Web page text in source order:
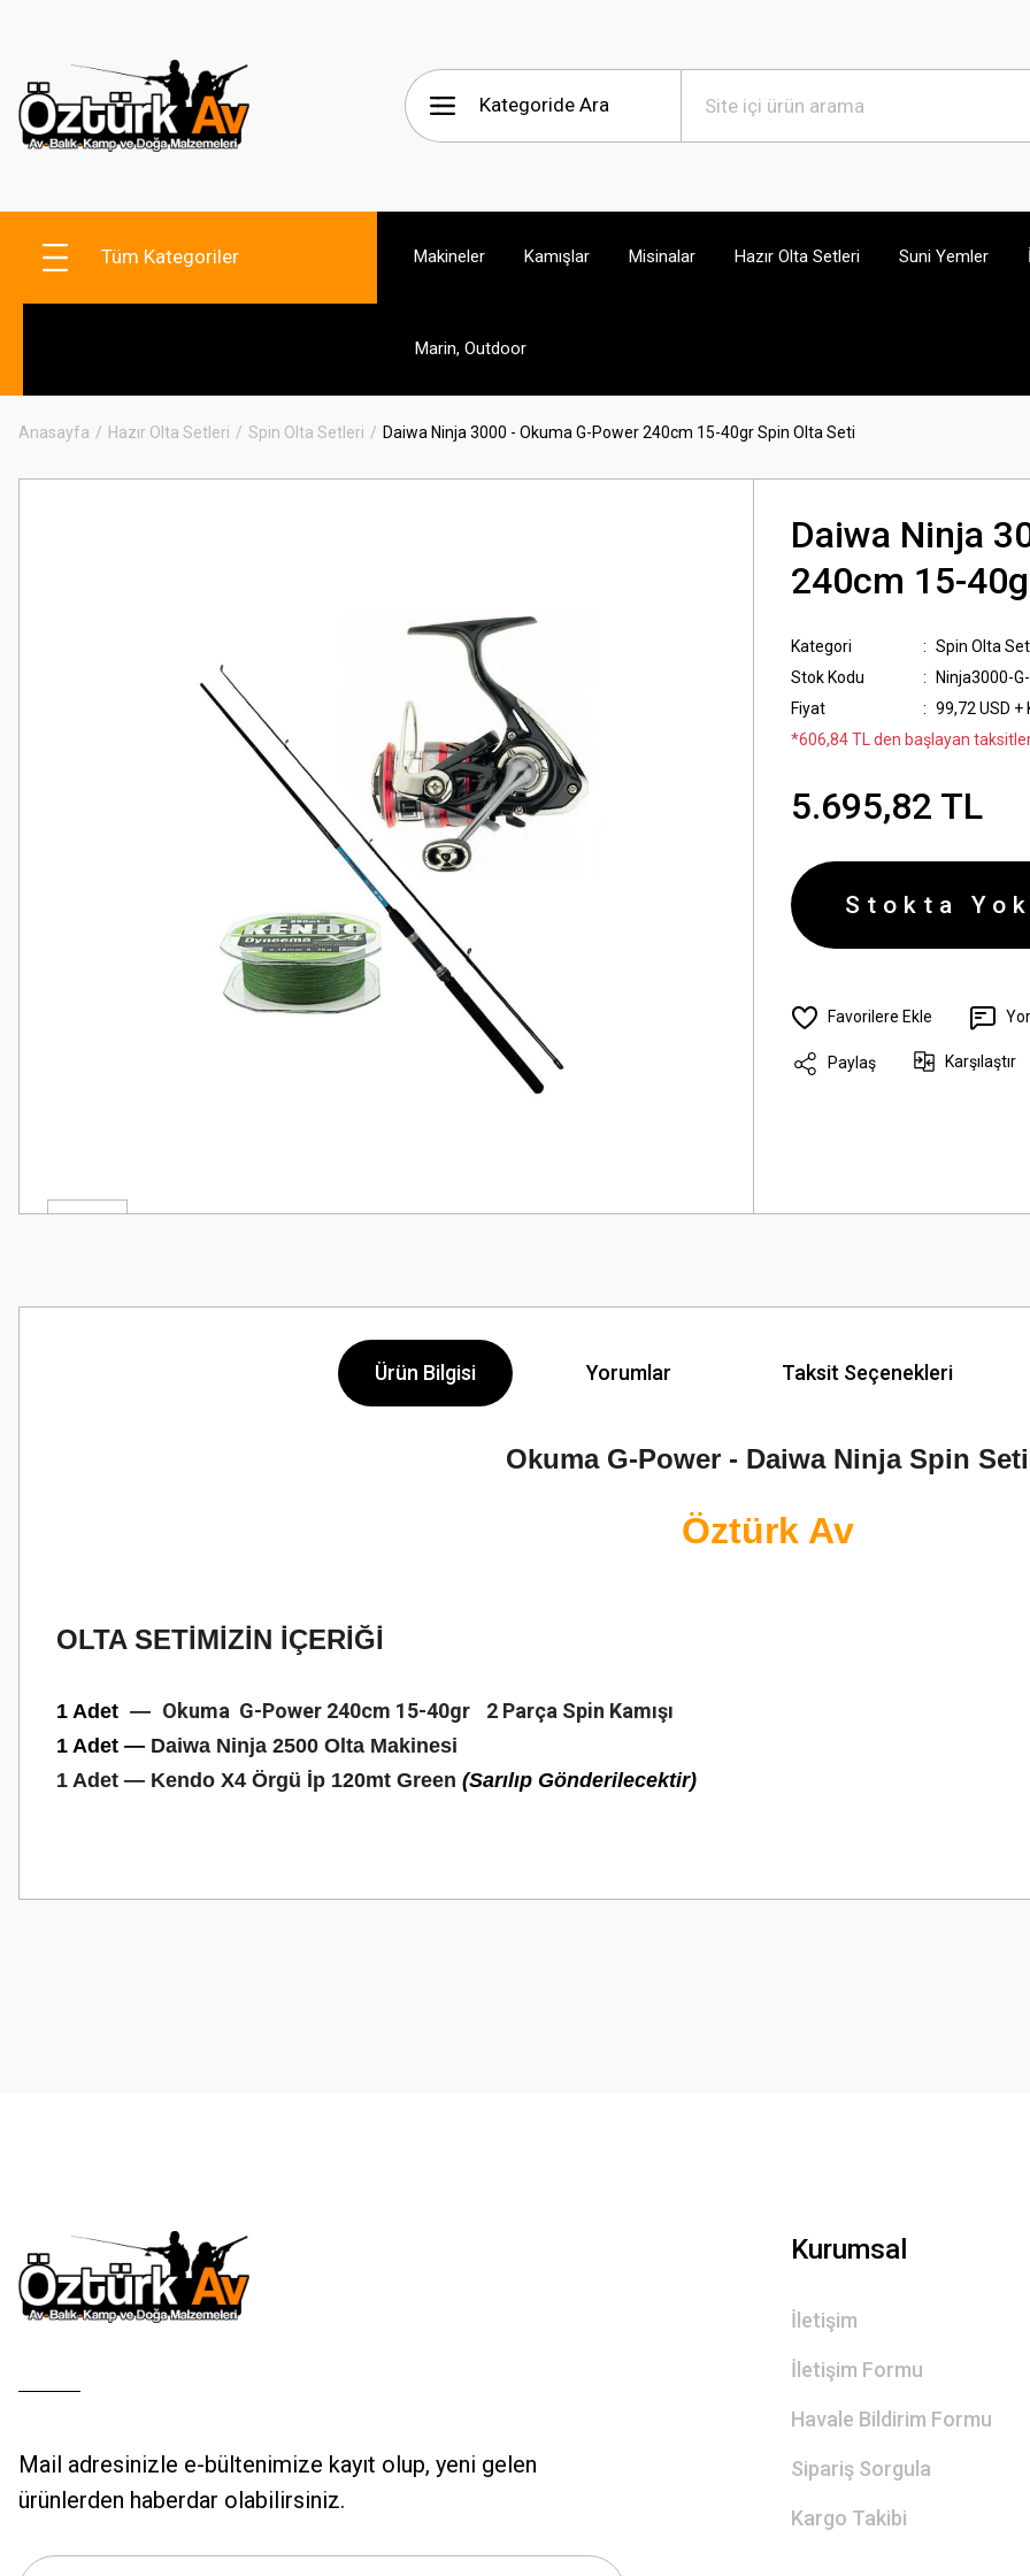
Tüm Kategoriler Makineler Kamışlar Misinalar Hazır Olta Setleri Suni Yemler
Marin, Outdoor
Anasayfa Hazır Olta Setleri Spin Olta Setleri Daiwa Ninja 3000 - Okuma G-Power 240cm 15-40gr Spin Olta Seti
Daiwa Ninja
240cm 15-
Kategori
Spin Olta
Stok Kodu
Ninja3000-
Fiyat
99,72 USD +
*606,84 TL den başlayan
5.695,82 TL
Stokta
Paylaş Karşılaştır
Ürün Bilgisi Yorumlar Taksit Seçenekleri
Okuma G-Power - Daiwa Ninja Spin Seti
Öztürk Av
OLTA SETİMİZİN İÇERİĞİ
1 Adet — Okuma G-Power 240cm 15-40gr 2 Parça Spin Kamışı
1 Adet — Daiwa Ninja 2500 Olta Makinesi
1 Adet — Kendo X4 Örgü İp 120mt Green (Sarılıp Gönderilecektir)
Mail adresinizle e-bültenimize kayıt olup, yeni gelen
ürünlerden haberdar olabilirsiniz.
Kurumsal
İletişim
İletişim Formu
Havale Bildirim Formu
Sipariş Sorgula
Kargo Takibi